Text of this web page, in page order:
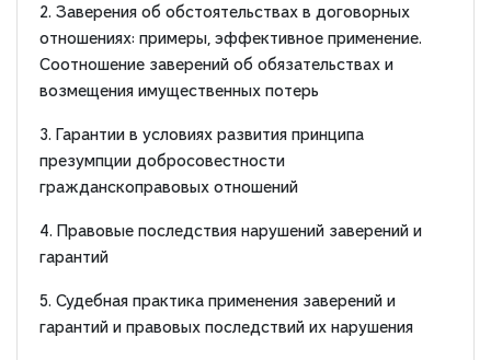
2. Заверения об обстоятельствах в договорных
отношениях: примеры, эффективное применение.
Соотношение заверений об обязательствах и
возмещения имущественных потерь
3. Гарантии в условиях развития принципа
презумпции добросовестности
гражданскоправовых отношений
4. Правовые последствия нарушений заверений и
гарантий
5. Судебная практика применения заверений и
гарантий и правовых последствий их нарушения